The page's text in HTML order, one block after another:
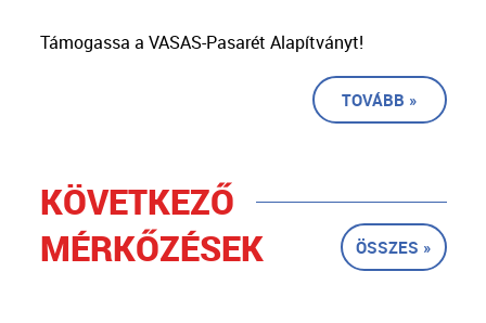
Támogassa a VASAS-Pasarét Alapítványt!
TOVÁBB »
KÖVETKEZŐ
MÉRKŐZÉSEK
ÖSSZES »